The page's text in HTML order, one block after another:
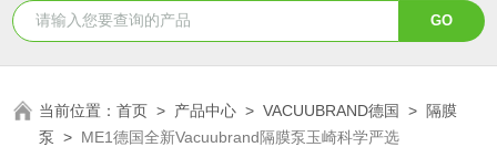
当前位置：首页 > 产品中心 >VACUUBRAND德国 >隔膜
泵 > ME1德国全新Vacuubrand隔膜泵玉崎科学严选